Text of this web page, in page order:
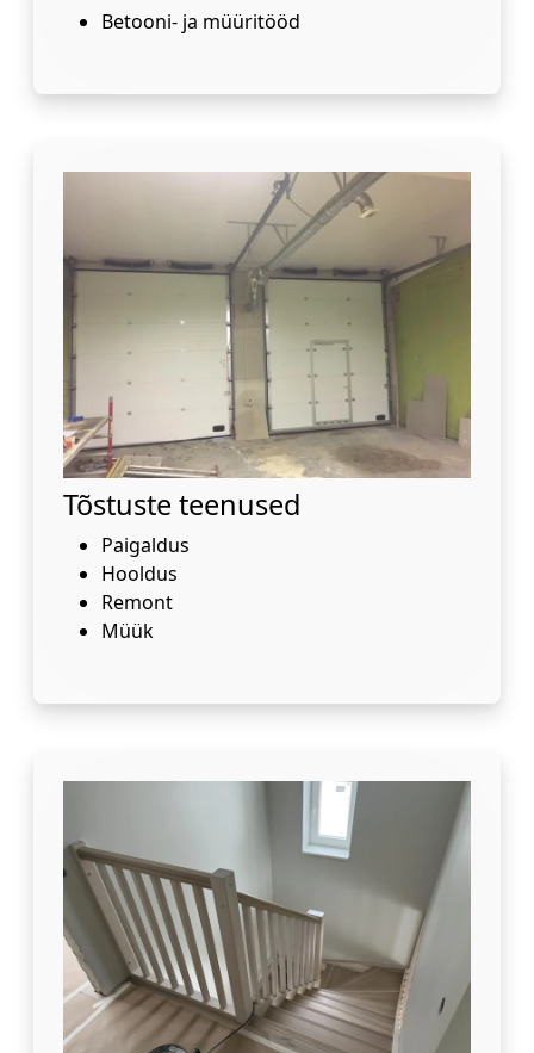
Betooni- ja müüritööd
Tõstuste teenused
Paigaldus
Hooldus
Remont
Müük